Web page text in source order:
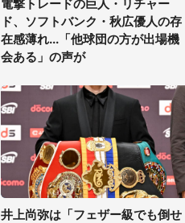
電撃トレードの巨人・リチャー
ド、ソフトバンク・秋広優人の存
在感薄れ...「他球団の方が出場機
会ある」の声が
井上尚弥は「フェザー級でも倒せ